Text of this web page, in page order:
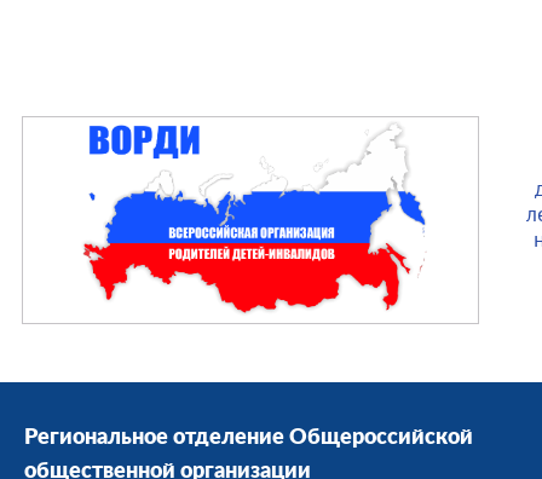
Региональное отделение Общероссийской
общественной организации